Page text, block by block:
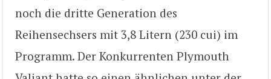
noch die dritte Generation des
Reihensechsers mit 3,8 Litern (230 cui) im
Programm. Der Konkurrenten Plymouth